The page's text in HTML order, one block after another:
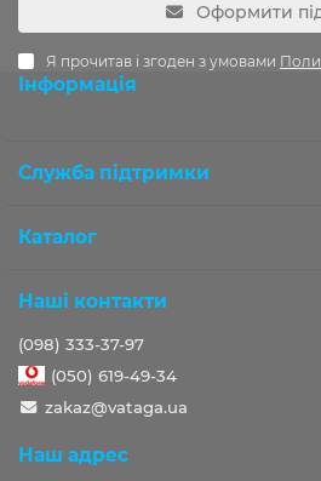
Оформити
Я прочитав і згоден з умовами
Інформація
Служба підтримки
Каталог
Наші контакти
(098) 333-37-97
(050) 619-49-34
zakaz@vataga.ua
Наш адрес